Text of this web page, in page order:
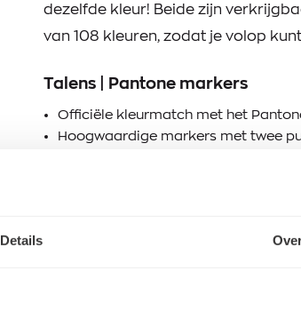
Details
dezelfde kleur! Beide zijn
van 108 kleuren, zodat je volop
Talens | Pantone markers
Officiële kleurmatch met het
Hoogwaardige markers met twee
Sneldrogende inkt op waterbasis,
Gebruik met Talens Pantone
Geen papierbeschadiging bij
Groot, navulbaar reservoir